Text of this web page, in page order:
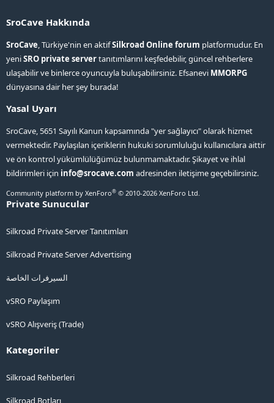
SroCave Hakkında
SroCave, Türkiye'nin en aktifSilkroad Online forum platformudur. En
yeniSRO private servertanıtımlarını keşfedebilir, güncel rehberlere
ulaşabilir ve binlerce oyuncuyla buluşabilirsiniz. Efsanevi MMORPG
dünyasına dair her şey burada!
Yasal Uyarı
SroCave, 5651 Sayılı Kanun kapsamında "yer sağlayıcı" olarak hizmet
vermektedir. Paylaşılan içeriklerin hukuki sorumluluğu kullanıcılara aittir
ve ön kontrol yükümlülüğümüz bulunmamaktadır. Şikayet ve ihlal
bildirimleri için info@srocave.com adresinden iletişime geçebilirsiniz.
Community platform by XenForo® © 2010-2026 XenForo Ltd.
Private Sunucular
Silkroad Private Server Tanıtımları
Silkroad Private Server Advertising
السيرفرات الخاصة
vSRO Paylaşım
vSRO Alışveriş (Trade)
Kategoriler
Silkroad Rehberleri
Silkroad Botları